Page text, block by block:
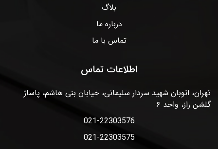
بلاگ
درباره ما
تماس با ما
اطلاعات تماس
تهران، اتوبان شهید سردار سلیمانی، خیابان بنی هاشم، پاساژ
گلشن راز، واحد ۶
021-22303576
021-22303575